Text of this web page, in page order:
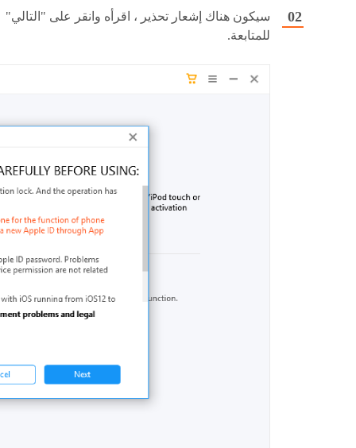
سيكون هناك إشعار تحذير ، اقرأه وانقر على "التالي"
للمتابعة.